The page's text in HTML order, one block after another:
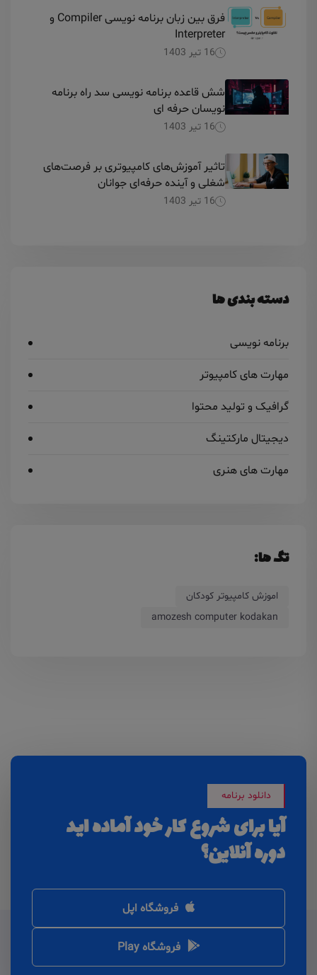
فرق بین زبان برنامه نویسی Compiler و
Interpreter
16 تیر 1403
شش قاعده برنامه نویسی سد راه برنامه
نویسان حرفه ای
16 تیر 1403
تاثیر آموزش‌های کامپیوتری بر فرصت‌های
شغلی و آینده حرفه‌ای جوانان
16 تیر 1403
دسته بندی ها
برنامه نویسی
مهارت های کامپیوتر
گرافیک و تولید محتوا
دیجیتال مارکتینگ
مهارت های هنری
تگ ها:
اموزش کامپیوتر کودکان
amozesh computer kodakan
دانلود برنامه
آیا برای شروع کار خود آماده اید
دوره آنلاین؟
فروشگاه اپل
فروشگاه Play